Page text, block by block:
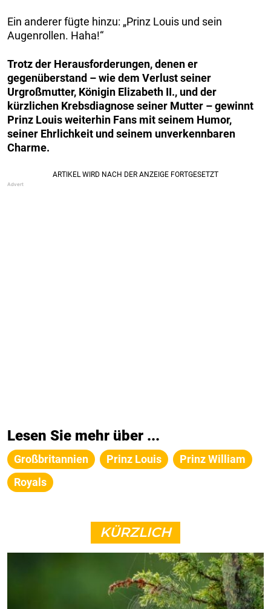
Ein anderer fügte hinzu: „Prinz Louis und sein
Augenrollen. Haha!“
Trotz der Herausforderungen, denen er
gegenüberstand – wie dem Verlust seiner
Urgroßmutter, Königin Elizabeth II., und der
kürzlichen Krebsdiagnose seiner Mutter – gewinnt
Prinz Louis weiterhin Fans mit seinem Humor,
seiner Ehrlichkeit und seinem unverkennbaren
Charme.
Lesen Sie mehr über ...
Großbritannien Prinz Louis
Prinz William
Royals
KÜRZLICH